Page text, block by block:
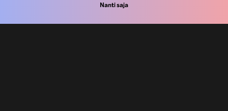
Nanti saja